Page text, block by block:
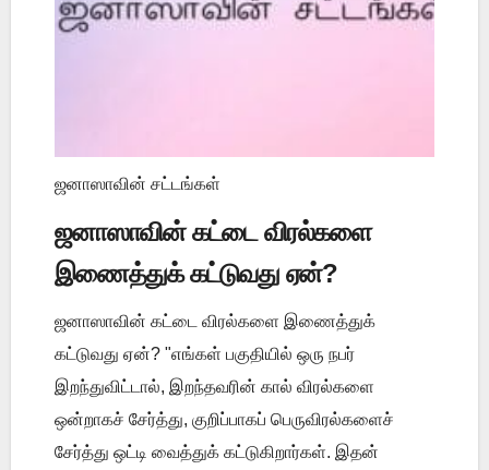
ஜனாஸாவின் சட்டங்கள்
ஜனாஸாவின் கட்டை விரல்களை
இணைத்துக் கட்டுவது ஏன்?
ஜனாஸாவின் கட்டை விரல்களை இணைத்துக்
கட்டுவது ஏன்? "எங்கள் பகுதியில் ஒரு நபர்
இறந்துவிட்டால், இறந்தவரின் கால் விரல்களை
ஒன்றாகச் சேர்த்து, குறிப்பாகப் பெருவிரல்களைச்
சேர்த்து ஒட்டி வைத்துக் கட்டுகிறார்கள். இதன்